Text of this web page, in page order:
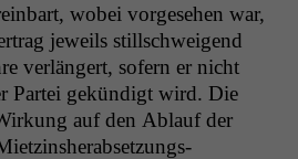
wobei vorge­se­hen war,
jew­eils stillschweigend
ver­längert, sofern er nicht
Partei gekündigt wird. Die
auf den Ablauf der